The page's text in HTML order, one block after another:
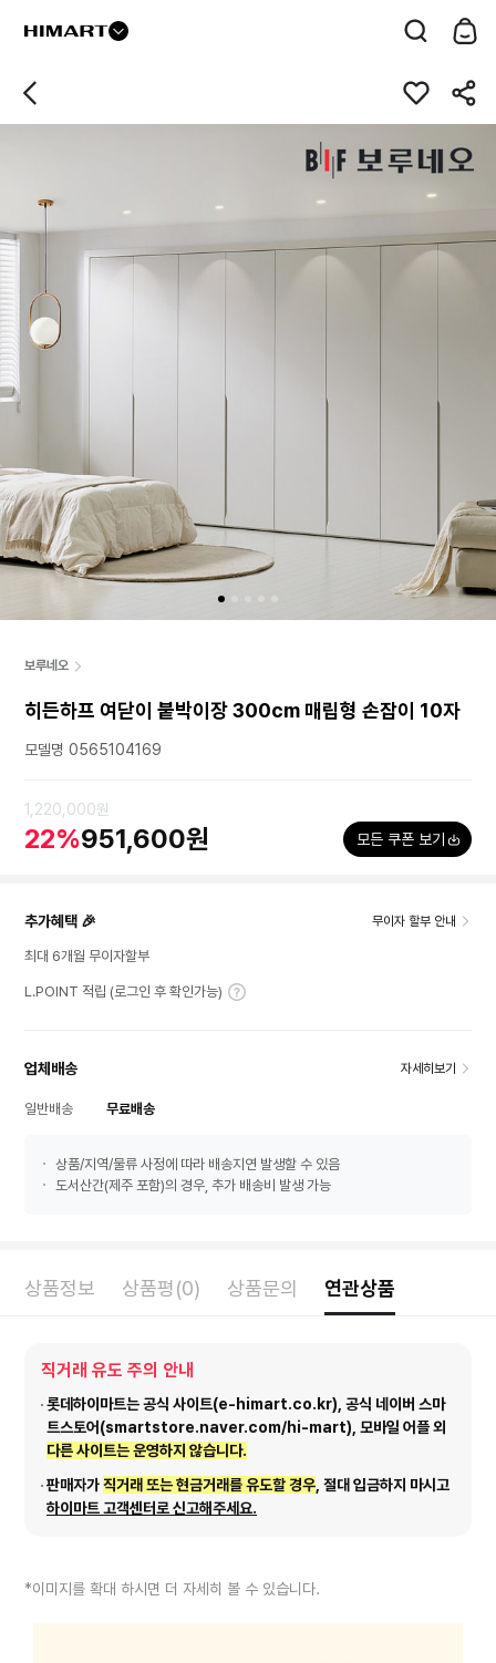
보루네오
히든하프 여닫이 붙박이장 300cm 매립형 손잡이 10자
모델명 0565104169
1,220,000원
22%951,600원 모든 쿠폰 보기
추가혜택 🎉 무이자 할부 안내
최대 6개월 무이자할부
L.POINT 적립 (로그인 후 확인가능)
업체배송 자세히보기
일반배송 무료배송
상품/지역/물류 사정에 따라 배송지연 발생할 수 있음
도서산간(제주 포함)의 경우, 추가 배송비 발생 가능
상품정보 상품평(0) 상품문의 연관상품
직거래 유도 주의 안내
롯데하이마트는 공식 사이트(e-himart.co.kr), 공식 네이버 스마
트스토어(smartstore.naver.com/hi-mart), 모바일 어플 외
다른 사이트는 운영하지 않습니다.
판매자가직거래 또는 현금거래를 유도할 경우 , 절대 입금하지 마시고
하이마트 고객센터로 신고해주세요.
*이미지를 확대 하시면 더 자세히 볼 수 있습니다.